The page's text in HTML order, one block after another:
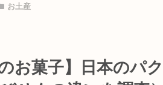
お土産
のお菓子】日本のパ